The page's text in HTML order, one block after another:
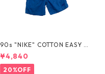
90s "NIKE" COTTON EASY S
HORTS
¥4,840
20%OFF